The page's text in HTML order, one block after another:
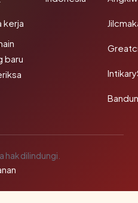
kerja
baru
hak dilindungi.